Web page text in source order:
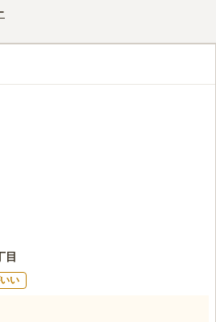
全くありませんでした。安心してお任せで
口コミの続きを読む
目
い